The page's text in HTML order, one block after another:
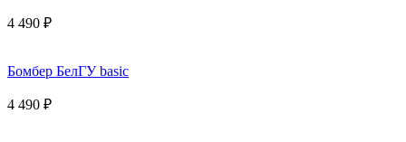
4 490 ₽
Бомбер БелГУ basic
4 490 ₽